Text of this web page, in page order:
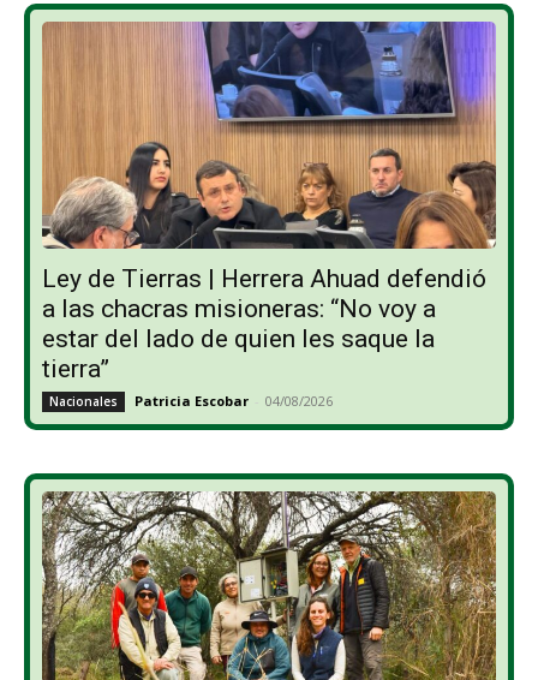
Ley de Tierras | Herrera Ahuad defendió
a las chacras misioneras: “No voy a
estar del lado de quien les saque la
tierra”
Nacionales Patricia Escobar - 04/08/2026